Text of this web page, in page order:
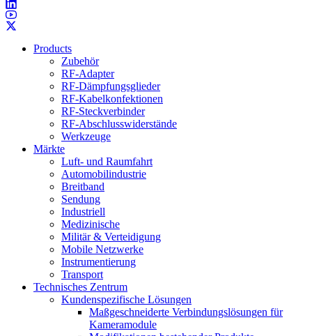
Products
Zubehör
RF-Adapter
RF-Dämpfungsglieder
RF-Kabelkonfektionen
RF-Steckverbinder
RF-Abschlusswiderstände
Werkzeuge
Märkte
Luft- und Raumfahrt
Automobilindustrie
Breitband
Sendung
Industriell
Medizinische
Militär & Verteidigung
Mobile Netzwerke
Instrumentierung
Transport
Technisches Zentrum
Kundenspezifische Lösungen
Maßgeschneiderte Verbindungslösungen für
Kameramodule